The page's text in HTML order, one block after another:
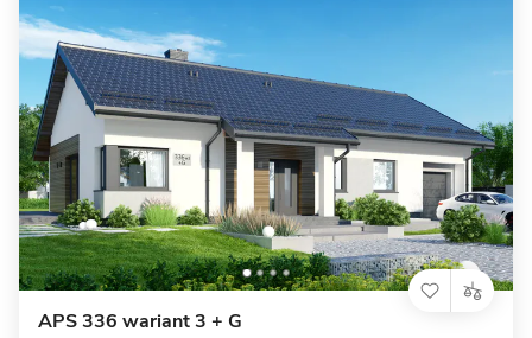
APS 336 wariant 3 + G